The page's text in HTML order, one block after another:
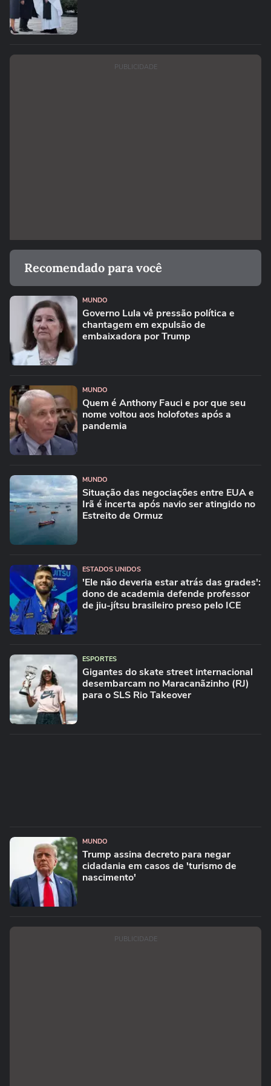
PUBLICIDADE
Recomendado para você
MUNDO
Governo Lula vê pressão política e
chantagem em expulsão de
embaixadora por Trump
MUNDO
Quem é Anthony Fauci e por que seu
nome voltou aos holofotes após a
pandemia
MUNDO
Situação das negociações entre EUA e
Irã é incerta após navio ser atingido no
Estreito de Ormuz
ESTADOS UNIDOS
'Ele não deveria estar atrás das grades':
dono de academia defende professor
de jiu-jítsu brasileiro preso pelo ICE
ESPORTES
Gigantes do skate street internacional
desembarcam no Maracanãzinho (RJ)
para o SLS Rio Takeover
MUNDO
Trump assina decreto para negar
cidadania em casos de 'turismo de
nascimento'
PUBLICIDADE